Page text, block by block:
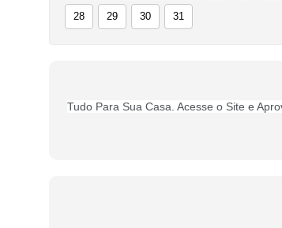
28 29 30 31
Tudo Para Sua Casa . Acesse o Site e